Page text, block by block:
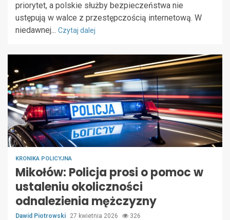
priorytet, a polskie służby bezpieczeństwa nie
ustępują w walce z przestępczością internetową. W
niedawnej... Czytaj dalej
KRONIKA POLICYJNA
Mikołów: Policja prosi o pomoc w
ustaleniu okoliczności
odnalezienia mężczyzny
Dawid Piotrowski 27 kwietnia 2026 326